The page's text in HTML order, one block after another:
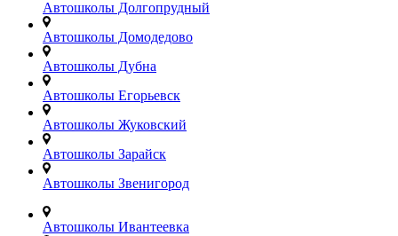
Автошколы Долгопрудный
Автошколы Домодедово
Автошколы Дубна
Автошколы Егорьевск
Автошколы Жуковский
Автошколы Зарайск
Автошколы Звенигород
Автошколы Ивантеевка